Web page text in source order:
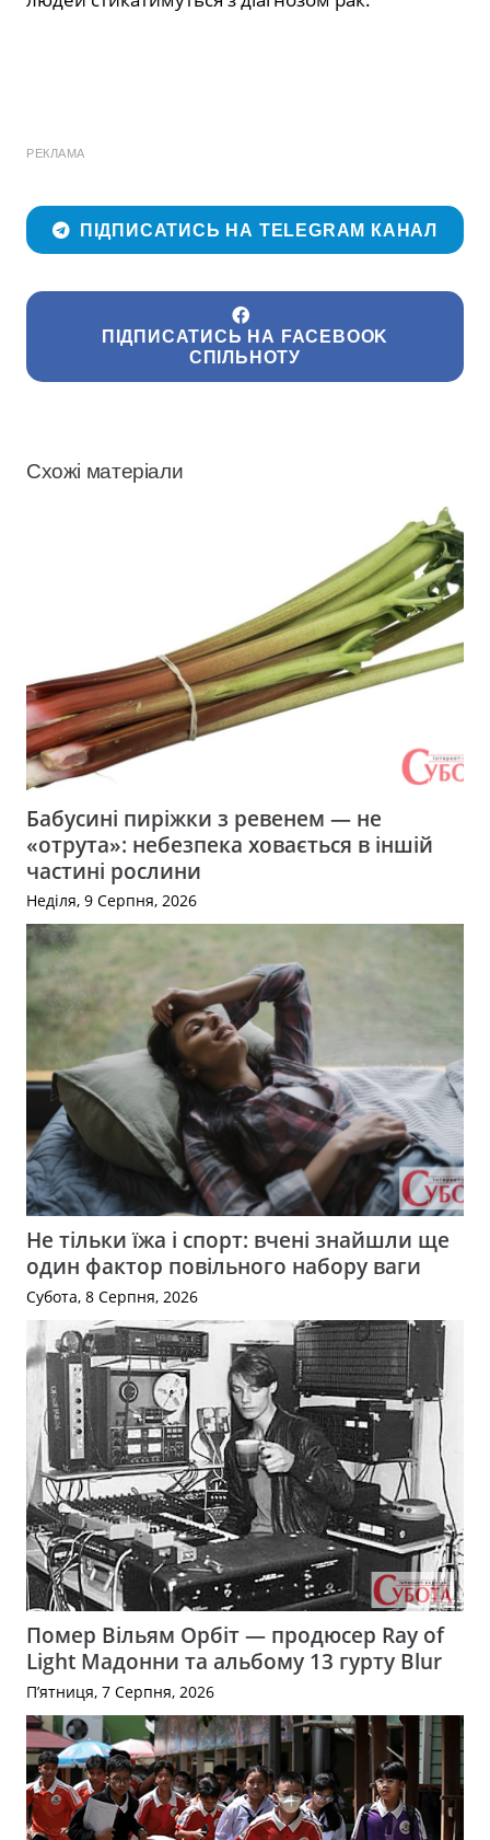
РЕКЛАМА
ПІДПИСАТИСЬ НА TELEGRAM КАНАЛ
ПІДПИСАТИСЬ НА FACEBOOK
СПІЛЬНОТУ
Схожі матеріали
Бабусині пиріжки з ревенем — не
«отрута»: небезпека ховається в іншій
частині рослини
Неділя, 9 Серпня, 2026
Не тільки їжа і спорт: вчені знайшли ще
один фактор повільного набору ваги
Субота, 8 Серпня, 2026
Помер Вільям Орбіт — продюсер Ray of
Light Мадонни та альбому 13 гурту Blur
П’ятниця, 7 Серпня, 2026